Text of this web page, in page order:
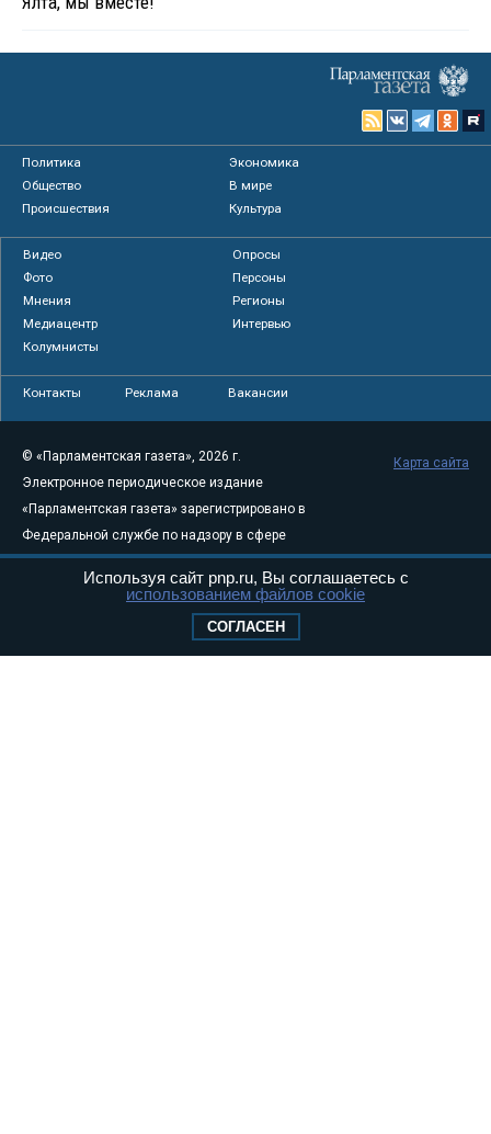
Политика
Экономика
Общество
В мире
Происшествия
Культура
Видео
Опросы
Фото
Персоны
Мнения
Регионы
Медиацентр
Интервью
Колумнисты
Контакты Реклама Вакансии
© «Парламентская газета», 2026 г.
Электронное периодическое издание
«Парламентская газета» зарегистрировано в
Федеральной службе по надзору в сфере
связи, информационных технологий и
массовых коммуникаций (Роскомнадзор) 05
Свидетельство о регистрации Эл № ФС77-
Карта сайта
Используя сайт pnp.ru, Вы соглашаетесь с
использованием файлов cookie
СОГЛАСЕН